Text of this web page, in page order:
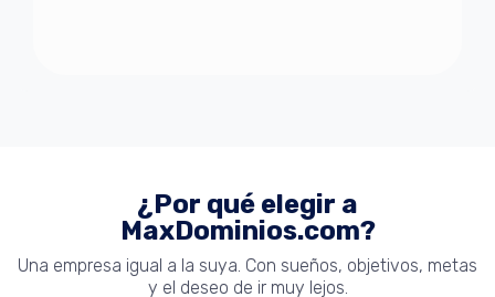
¿Por qué elegir a
MaxDominios.com?
Una empresa igual a la suya. Con sueños, objetivos, metas
y el deseo de ir muy lejos.